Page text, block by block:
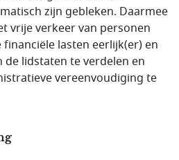
zijn gebleken. Daarmee
vrije verkeer van personen
lasten eerlijk(er) en
lidstaten te verdelen en
vereenvoudiging te